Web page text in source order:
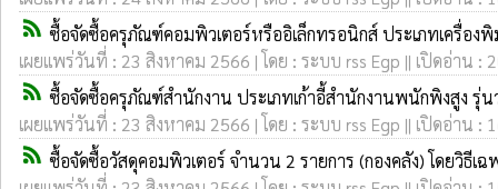
rss_feed ซื้อจัดซื้อครุภัณฑ์คอมพิวเตอร์หรืออิเล็กทรอนิกส์ ประเภทเครื่องพิ
เผยแพร่วันที่ : 23 สิงหาคม 2566 | โดย : ระบบ rss Egp || เปิดอ่าน :
rss_feed ซื้อจัดซื้อครุภัณฑ์สำนักงาน ประเภทเก้าอี้สำนักงานพนักพิงสูง รุ่น
เผยแพร่วันที่ : 23 สิงหาคม 2566 | โดย : ระบบ rss Egp || เปิดอ่าน :
rss_feed ซื้อจัดซื้อวัสดุคอมพิวเตอร์ จำนวน 2 รายการ (กองคลัง) โดยวิธีเฉ